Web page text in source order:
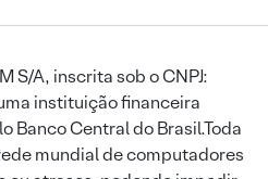
S/A, inscrita sob o CNPJ:
instituição financeira
Banco Central do Brasil.Toda
mundial de computadores